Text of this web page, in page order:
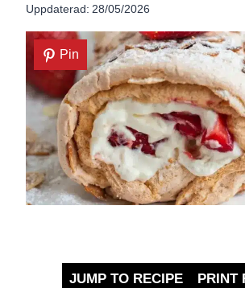
Uppdaterad: 28/05/2026
Pin
JUMP TO RECIPE PRINT